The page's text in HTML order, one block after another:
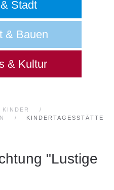
Stadt
& Bauen
& Kultur
KINDER
KINDERTAGESSTÄTTE
"Lustige